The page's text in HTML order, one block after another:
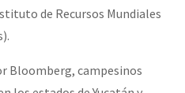
de Recursos Mundiales
Bloomberg, campesinos